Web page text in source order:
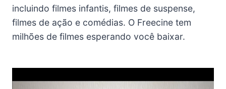
incluindo filmes infantis, filmes de suspense,
filmes de ação e comédias. O Freecine tem
milhões de filmes esperando você baixar.